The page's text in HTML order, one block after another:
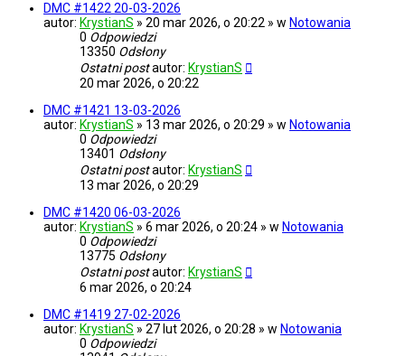
DMC #1422 20-03-2026
autor: KrystianS » 20 mar 2026, o 20:22 » w Notowania
0 Odpowiedzi
13350 Odsłony
Ostatni postautor: KrystianS
20 mar 2026, o 20:22
DMC #1421 13-03-2026
autor: KrystianS » 13 mar 2026, o 20:29 » w Notowania
0 Odpowiedzi
13401 Odsłony
Ostatni postautor: KrystianS
13 mar 2026, o 20:29
DMC #1420 06-03-2026
autor: KrystianS » 6 mar 2026, o 20:24 » w Notowania
0 Odpowiedzi
13775 Odsłony
Ostatni postautor: KrystianS
6 mar 2026, o 20:24
DMC #1419 27-02-2026
autor: KrystianS » 27 lut 2026, o 20:28 » w Notowania
0 Odpowiedzi